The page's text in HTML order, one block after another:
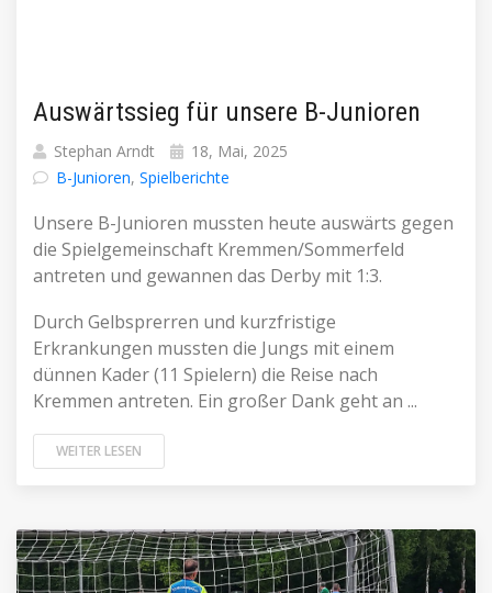
Auswärtssieg für unsere B-Junioren
Stephan Arndt
18, Mai, 2025
B-Junioren, Spielberichte
Unsere B-Junioren mussten heute auswärts gegen
die Spielgemeinschaft Kremmen/Sommerfeld
antreten und gewannen das Derby mit 1:3.
Durch Gelbsprerren und kurzfristige
Erkrankungen mussten die Jungs mit einem
dünnen Kader (11 Spielern) die Reise nach
Kremmen antreten. Ein großer Dank geht an ...
WEITER LESEN